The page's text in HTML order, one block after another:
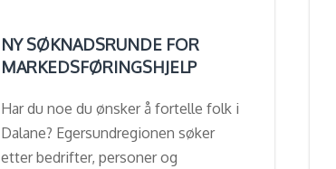
NY SØKNADSRUNDE FOR
MARKEDSFØRINGSHJELP
Har du noe du ønsker å fortelle folk i
Dalane? Egersundregionen søker
etter bedrifter, personer og